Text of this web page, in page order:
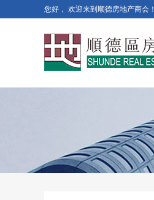
您好， 欢迎来到顺德房地产商会！